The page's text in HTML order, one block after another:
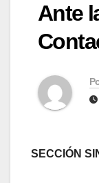
Ante
SECCIÓN